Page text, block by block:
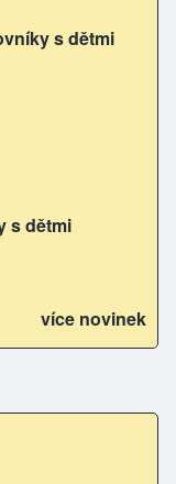
s dětmi
s dětmi
více novinek